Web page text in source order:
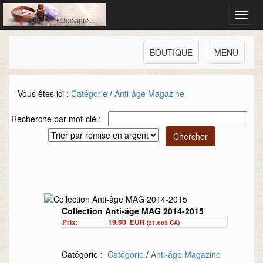
MENU
BOUTIQUE
Vous êtes ici : Catégorie / Anti-âge Magazine
Recherche par mot-clé :
Collection Anti-âge MAG 2014-2015
Prix: 19.60 EUR (31.66$ CA)
Catégorie : Catégorie / Anti-âge Magazine